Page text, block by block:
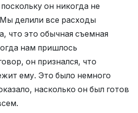
он никогда не
делили все расходы
что это обычная съемная
нам пришлось
он признался, что
ему. Это было немного
насколько он был готов